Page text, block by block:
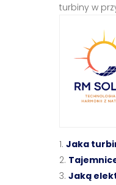
turbiny w
Jaka
Jaką